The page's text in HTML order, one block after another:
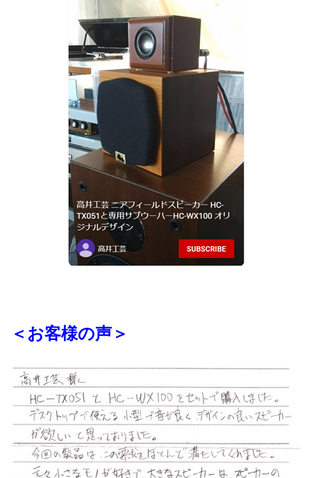
＜お客様の声＞